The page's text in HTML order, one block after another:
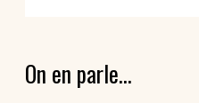
On en parle…